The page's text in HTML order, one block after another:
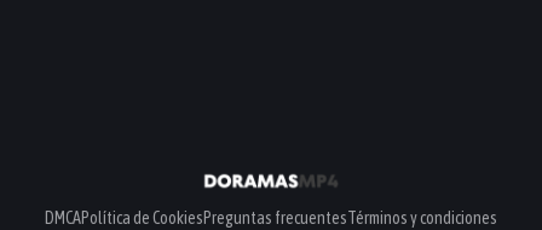
DMCAPolítica de CookiesPreguntas frecuentesTérminos y condiciones